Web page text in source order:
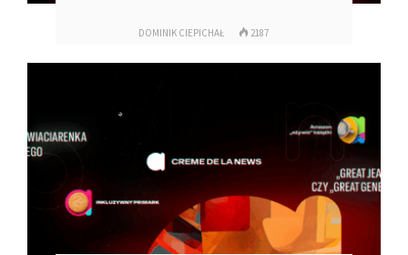
DOMINIK CIEPICHAŁ 2187